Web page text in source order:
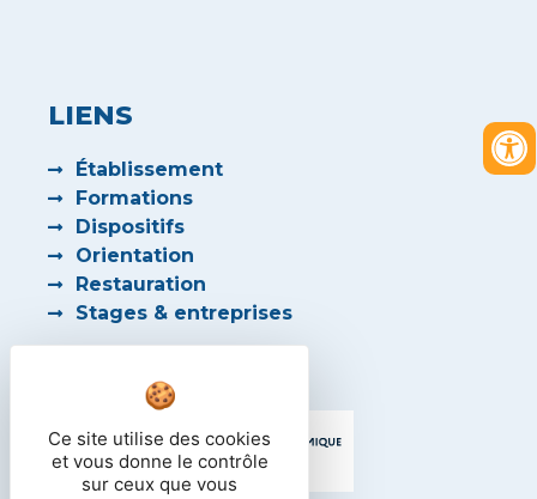
LIENS
Établissement
Formations
Dispositifs
Orientation
Restauration
Stages & entreprises
Ce site utilise des cookies
et vous donne le contrôle
sur ceux que vous